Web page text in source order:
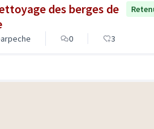
des berges de
0 3